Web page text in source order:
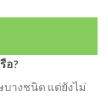
อ?
างชนิด แต่ยังไม่